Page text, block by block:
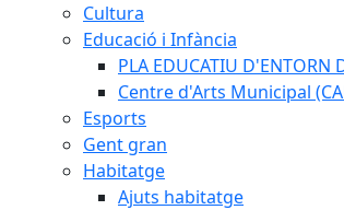
Cultura
Educació i Infància
PLA EDUCATIU D'ENTORN
Centre d'Arts Municipal
Esports
Gent gran
Habitatge
Ajuts habitatge